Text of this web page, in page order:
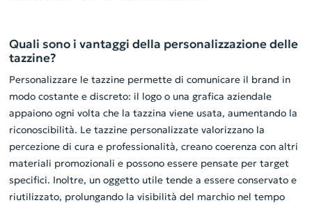
Quali sono i vantaggi della personalizzazione delle
tazzine?
Personalizzare le tazzine permette di comunicare il brand in
modo costante e discreto: il logo o una grafica aziendale
appaiono ogni volta che la tazzina viene usata, aumentando la
riconoscibilità. Le tazzine personalizzate valorizzano la
percezione di cura e professionalità, creano coerenza con altri
materiali promozionali e possono essere pensate per target
specifici. Inoltre, un oggetto utile tende a essere conservato e
riutilizzato, prolungando la visibilità del marchio nel tempo